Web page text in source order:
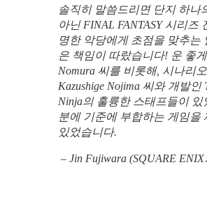
솔직히 말씀드리면 단지 하나
아닌 FINAL FANTASY 시리즈
명한 악당에게 초점을 맞추는
은 책임이 따랐습니다! 운 좋게
Nomura 씨를 비롯해, 시나리
Kazushige Nojima 씨와 개발인
Ninja의 훌륭한 스태프들이 있
분에 기준에 부합하는 게임을
있었습니다.
– Jin Fujiwara (SQUARE